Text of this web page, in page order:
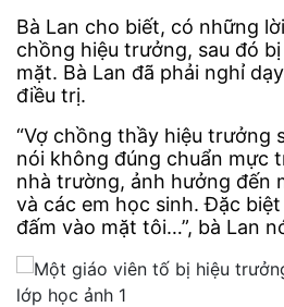
Bà Lan cho biết, có những
chồng hiệu trưởng, sau đó
mặt. Bà Lan đã phải nghỉ
điều trị.
“Vợ chồng thầy hiệu trưởng
nói không đúng chuẩn mực
nhà trường, ảnh hưởng đến
và các em học sinh. Đặc
đấm vào mặt tôi…”, bà Lan